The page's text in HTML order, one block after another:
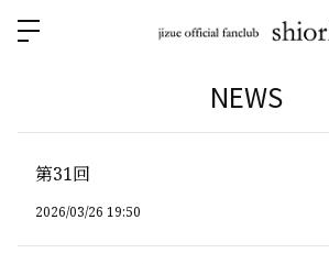
NEWS
第31回
2026/03/26 19:50